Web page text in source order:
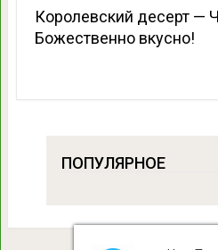
Королевский десерт —
Божественно вкусно!
ПОПУЛЯРНОЕ